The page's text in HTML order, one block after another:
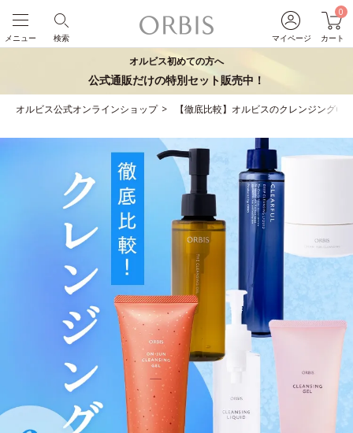
マイページ
0
カート
検索
メニュー
オルビス初めての方へ
公式通販だけの特別セット販売中！
オルビス公式オンラインショップ 【徹底比較】オルビスのクレンジング6